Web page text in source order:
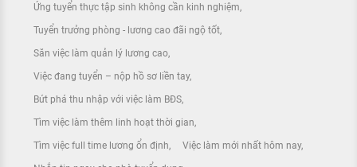
Ứng tuyển thực tập sinh không cần kinh nghiệm
Tuyển trưởng phòng - lương cao đãi ngộ tốt
Săn việc làm quản lý lương cao
Việc đang tuyển – nộp hồ sơ liền tay
Bứt phá thu nhập với việc làm BĐS
Tìm việc làm thêm linh hoạt thời gian
Tìm việc full time lương ổn định Việc làm mới nhất hôm nay